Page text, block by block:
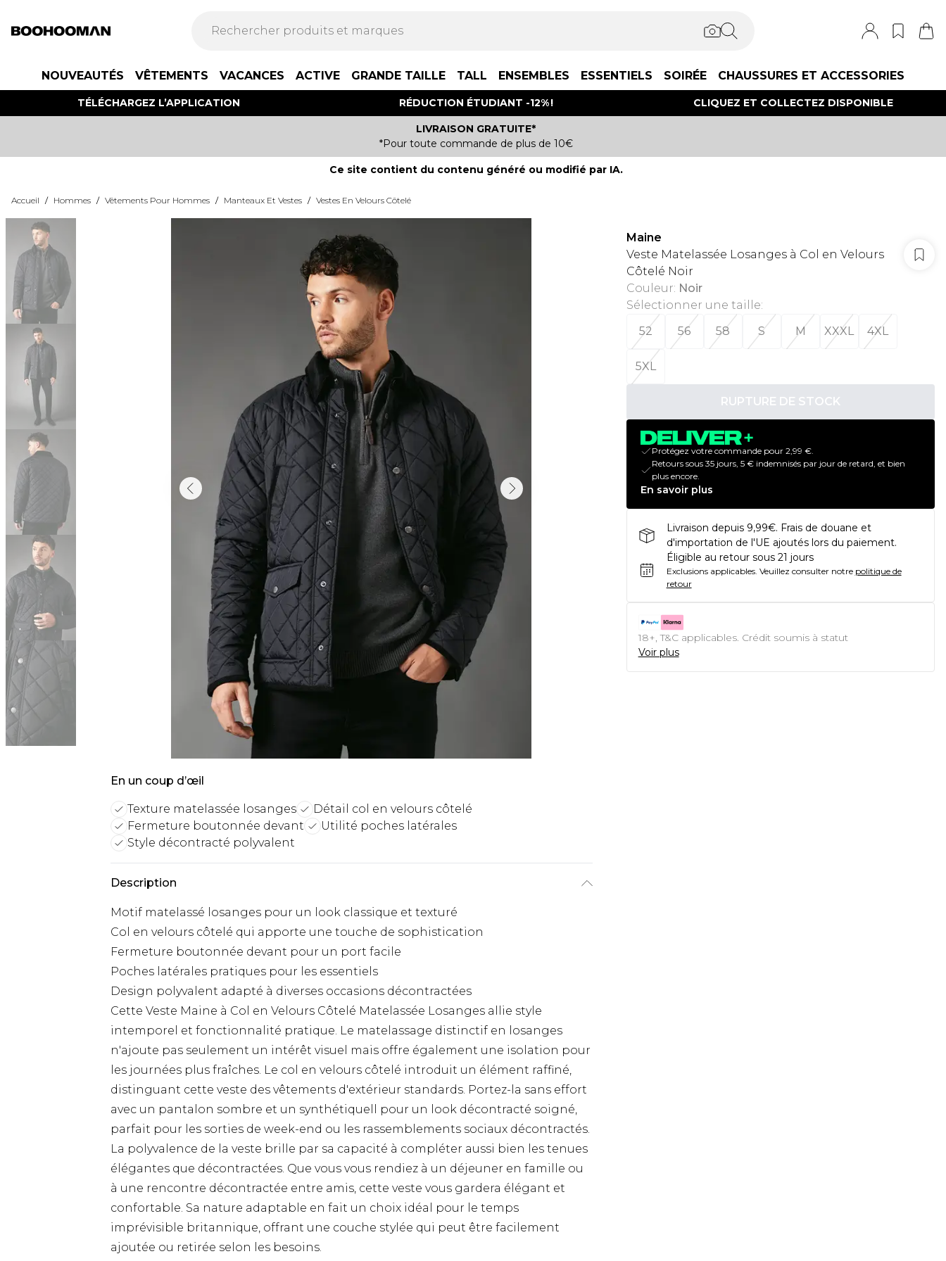
NOUVEAUTÉS VÊTEMENTS VACANCES ACTIVE GRANDE TAILLE TALL ENSEMBLES ESSENTIELS SOIRÉE CHAUSSURES ET ACCESSORIES
TÉLÉCHARGEZ L’APPLICATION RÉDUCTION ÉTUDIANT -12% ! CLIQUEZ ET COLLECTEZ DISPONIBLE
LIVRAISON GRATUITE*
*Pour toute commande de plus de 10€
Ce site contient du contenu généré ou modifié par IA.
Accueil / Hommes / Vêtements Pour Hommes / Manteaux Et Vestes / Vestes En Velours Côtelé
En un coup d’œil
Texture matelassée losanges
Détail col en velours côtelé
Fermeture boutonnée devant
Utilité poches latérales
Style décontracté polyvalent
Description
Motif matelassé losanges pour un look classique et texturé
Col en velours côtelé qui apporte une touche de sophistication
Fermeture boutonnée devant pour un port facile
Poches latérales pratiques pour les essentiels
Design polyvalent adapté à diverses occasions décontractées
Cette Veste Maine à Col en Velours Côtelé Matelassée Losanges allie style
intemporel et fonctionnalité pratique. Le matelassage distinctif en losanges
n'ajoute pas seulement un intérêt visuel mais offre également une isolation pour
les journées plus fraîches. Le col en velours côtelé introduit un élément raffiné,
distinguant cette veste des vêtements d'extérieur standards. Portez-la sans effort
avec un pantalon sombre et un synthétiquell pour un look décontracté soigné,
parfait pour les sorties de week-end ou les rassemblements sociaux décontractés.
La polyvalence de la veste brille par sa capacité à compléter aussi bien les tenues
élégantes que décontractées. Que vous vous rendiez à un déjeuner en famille ou
à une rencontre décontractée entre amis, cette veste vous gardera élégant et
confortable. Sa nature adaptable en fait un choix idéal pour le temps
imprévisible britannique, offrant une couche stylée qui peut être facilement
ajoutée ou retirée selon les besoins.
Maine
Veste Matelassée Losanges à Col en Velours
Côtelé Noir
Couleur: Noir
Sélectionner une taille:
52
56 58 S M XXXL 4XL
5XL
RUPTURE DE STOCK
Protégez votre commande pour 2,99 €.
Retours sous 35 jours, 5 € indemnisés par jour de retard, et bien
plus encore.
En savoir plus
Livraison depuis 9,99€. Frais de douane et
d'importation de l'UE ajoutés lors du paiement.
Éligible au retour sous 21 jours
Exclusions applicables. Veuillez consulter notre politique de
retour
18+, T&C applicables. Crédit soumis à statut
Voir plus